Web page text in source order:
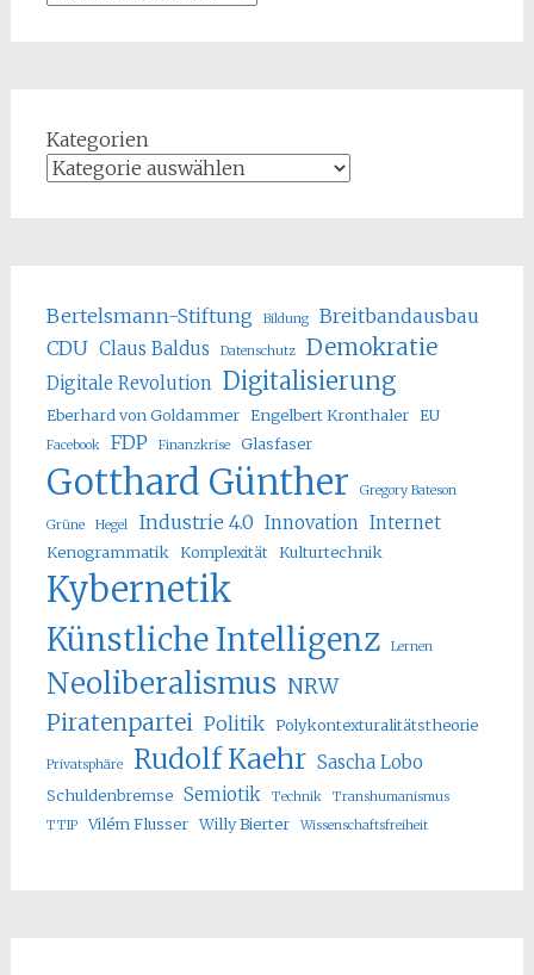
Kategorien
Bertelsmann-Stiftung Bildung
Breitbandausbau
CDU Claus Baldus Datenschutz Demokratie
Digitale Revolution Digitalisierung
Eberhard von Goldammer Engelbert Kronthaler EU
Facebook FDP Finanzkrise Glasfaser
Gotthard Günther Gregory Bateson
Grüne Hegel Industrie 4.0 Innovation Internet
Kenogrammatik Komplexität Kulturtechnik
Kybernetik
Künstliche Intelligenz Lernen
Neoliberalismus NRW
Piratenpartei Politik Polykontexturalitätstheorie
Privatsphäre Rudolf Kaehr Sascha Lobo
Schuldenbremse Semiotik Technik
Transhumanismus
TTIP
Vilém Flusser Willy Bierter Wissenschaftsfreiheit